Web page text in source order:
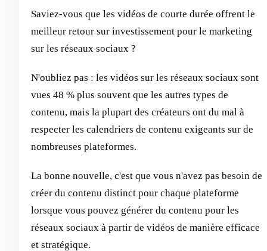
Saviez-vous que les vidéos de courte durée offrent le
meilleur retour sur investissement pour le marketing
sur les réseaux sociaux ?
N'oubliez pas : les vidéos sur les réseaux sociaux sont
vues 48 % plus souvent que les autres types de
contenu, mais la plupart des créateurs ont du mal à
respecter les calendriers de contenu exigeants sur de
nombreuses plateformes.
La bonne nouvelle, c'est que vous n'avez pas besoin de
créer du contenu distinct pour chaque plateforme
lorsque vous pouvez générer du contenu pour les
réseaux sociaux à partir de vidéos de manière efficace
et stratégique.